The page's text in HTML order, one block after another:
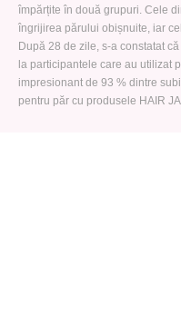
împărțite în două grupuri. Cele
îngrijirea părului obișnuite, iar
După 28 de zile, s-a constatat
la participantele care au utilizat
impresionant de 93 % dintre
pentru păr cu produsele HAIR